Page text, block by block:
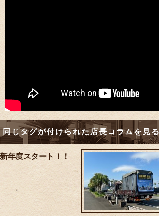
同じタグが付けられた店長コラムを見る
新年度スタート！！